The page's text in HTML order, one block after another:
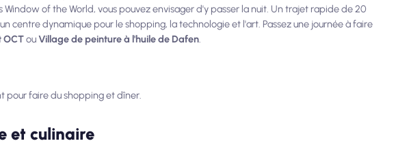
of the World, vous pouvez envisager d'y passer la nuit. Un trajet rapide de 20
centre dynamique pour le shopping, la technologie et l'art. Passez une journée à faire
OCTouVillage de peinture à l'huile de Dafen.
pour faire du shopping et dîner.
et culinaire